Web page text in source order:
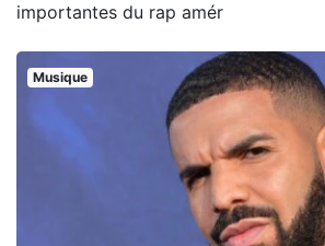
importantes du rap amér
Musique